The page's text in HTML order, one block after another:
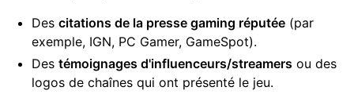
Des citations de la presse gaming réputée (par
exemple, IGN, PC Gamer, GameSpot).
Des témoignages d'influenceurs/streamers ou des
logos de chaînes qui ont présenté le jeu.